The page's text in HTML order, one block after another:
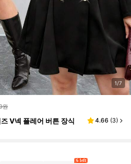
1/7
원
V넥 플레어 버튼 장식
4.66 (3)
6 left